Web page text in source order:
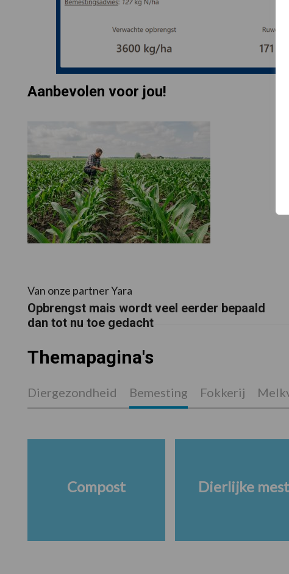
Aanbevolen voor jou!
Van onze partner Yara
Opbrengst mais wordt veel eerder bepaald
dan tot nu toe gedacht
Themapagina's
Diergezondheid Bemesting Fokkerij
Compost Dierlijke mest